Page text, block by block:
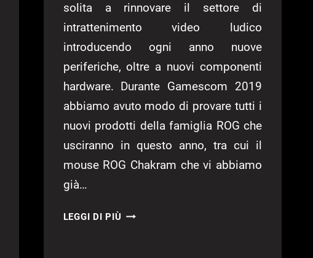
solita a rinnovare il settore di
intrattenimento video ludico
introducendo ogni anno nuove
periferiche, oltre a nuovi componenti
hardware. Durante Gamescom 2019
abbiamo avuto modo di provare tutti i
nuovi prodotti della famiglia ROG che
usciranno in questo anno, tra cui il
mouse ROG Chakram che vi abbiamo
già…
LEGGI DI PIÙ ASUS